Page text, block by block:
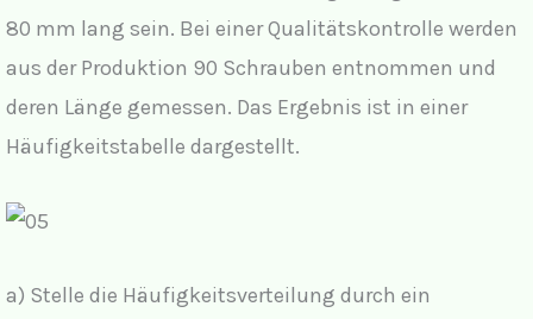
80 mm lang sein. Bei einer Qualitätskontrolle werden
aus der Produktion 90 Schrauben entnommen und
deren Länge gemessen. Das Ergebnis ist in einer
Häufigkeitstabelle dargestellt.
a) Stelle die Häufigkeitsverteilung durch ein